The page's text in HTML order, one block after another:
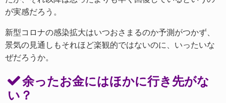
が実感だろう。
新型コロナの感染拡大はいつおさまるのか予測がつかず、
景気の見通しもそれほど楽観的ではないのに、いったいな
ぜだろうか。
余ったお金にはほかに行き先がな
い？